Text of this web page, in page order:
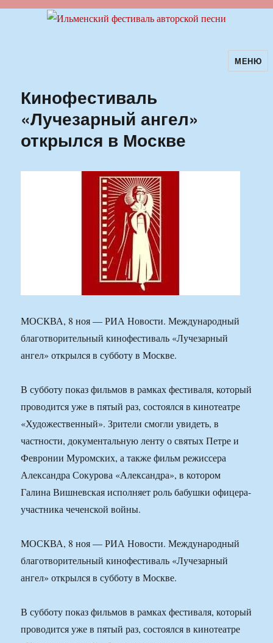
Ильменский фестиваль авторскойМЕНЮ
Кинофестиваль
«Лучезарный ангел»
открылся в Москве
МОСКВА, 8 ноя — РИА Новости. Международный
благотворительный кинофестиваль «Лучезарный
ангел» открылся в субботу в Москве.
В субботу показ фильмов в рамках фестиваля, который
проводится уже в пятый раз, состоялся в кинотеатре
«Художественный». Зрители смогли увидеть, в
частности, документальную ленту о святых Петре и
Февронии Муромских, а также фильм режиссера
Александра Сокурова «Александра», в котором
Галина Вишневская исполняет роль бабушки офицера-
участника чеченской войны.
МОСКВА, 8 ноя — РИА Новости. Международный
благотворительный кинофестиваль «Лучезарный
ангел» открылся в субботу в Москве.
В субботу показ фильмов в рамках фестиваля, который
проводится уже в пятый раз, состоялся в кинотеатре